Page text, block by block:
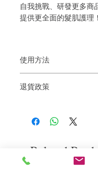
自我挑戰、研發更多商
提供更全面的髮肌護理！
使用方法
頭髮上，輕輕按摩頭髮，
退貨政策
到我們的產品後的前7天內
Related